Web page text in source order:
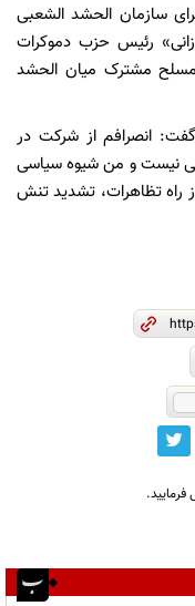
سازمان الحشد الشعبی
رئیس حزب دموکرات
مشترک میان الحشد
انصرافم از شرکت در
نیست و من شیوه سیاسی
راه تظاهرات، تشدید تنش